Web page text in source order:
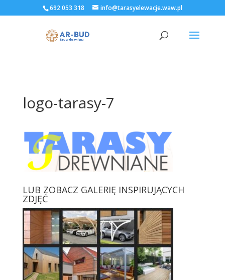
692 053 318 info@tarasyelewacje.waw.pl
logo-tarasy-7
LUB ZOBACZ GALERIĘ INSPIRUJĄCYCH
ZDJĘĆ